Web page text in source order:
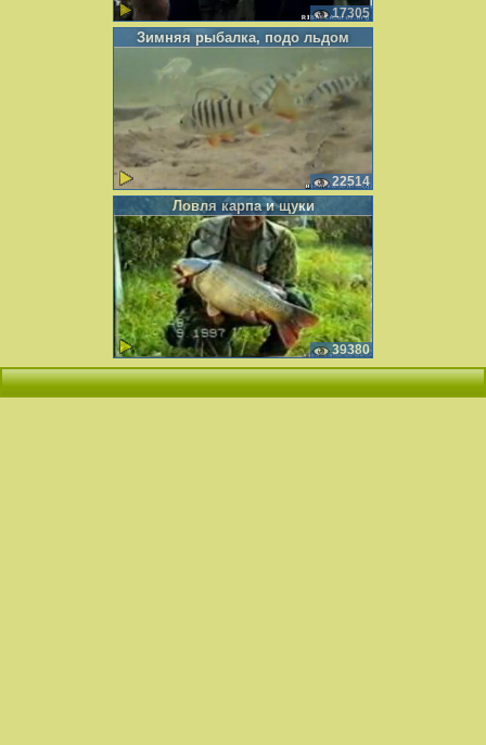
17305
Зимняя рыбалка, подо льдом
22514
Ловля карпа и щуки
39380